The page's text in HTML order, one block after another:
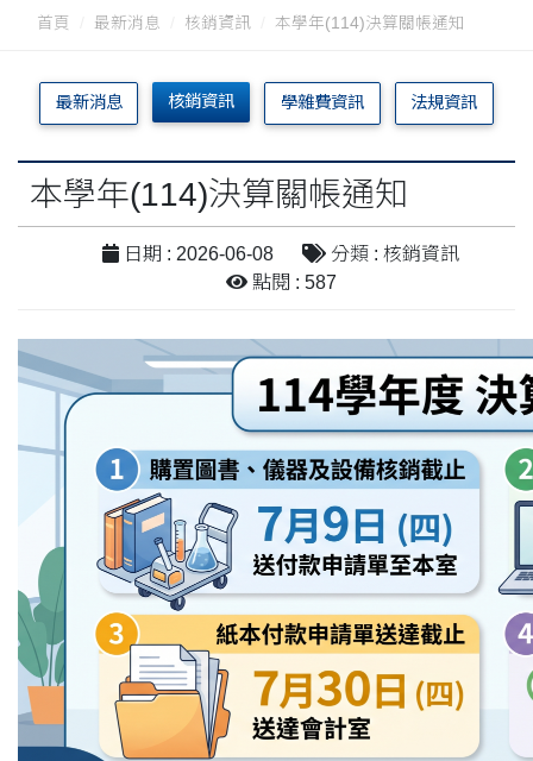
首頁 最新消息 核銷資訊 本學年(114)決算關帳通知
最新消息 核銷資訊 學雜費資訊 法規資訊
本學年(114)決算關帳通知
日期 : 2026-06-08
分類 : 核銷資訊
點閱 : 587